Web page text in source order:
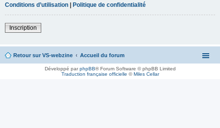
Conditions d’utilisation | Politique de confidentialité
Inscription
Retour sur VS-webzine Accueil du forum
Développé parphpBB® Forum Software © phpBB Limited
Traduction française officielle ©Miles Cellar